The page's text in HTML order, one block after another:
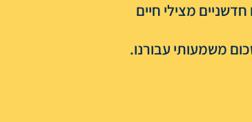
מצילי חיים
משמעותי עבורנו.